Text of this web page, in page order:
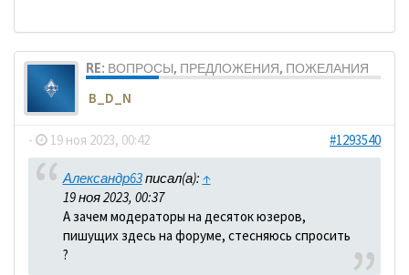
RE: ВОПРОСЫ, ПРЕДЛОЖЕНИЯ, ПОЖЕЛАНИЯ
B_D_N
- 19 ноя 2023, 00:42 #1293540
Александр63писал(а): ↑
19 ноя 2023, 00:37
А зачем модераторы на десяток юзеров,
пишущих здесь на форуме, стесняюсь спросить
?